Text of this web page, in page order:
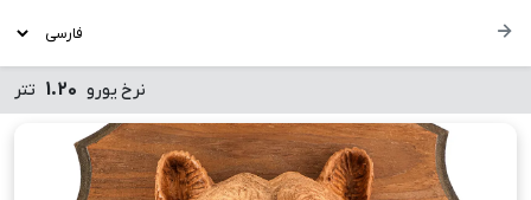
نرخ یورو 1.20 تتر